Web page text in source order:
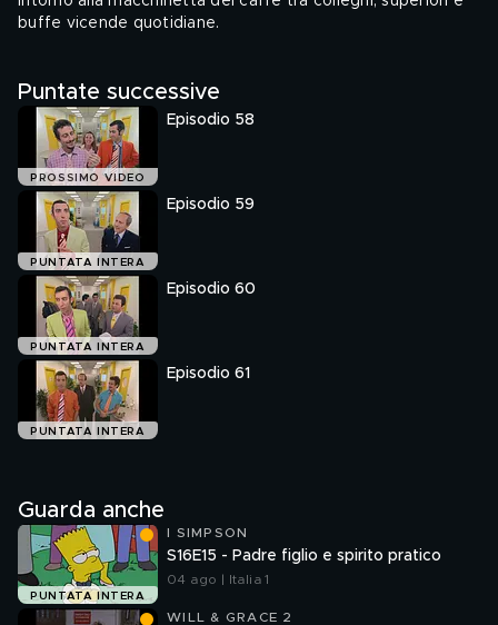
buffe vicende quotidiane.
Puntate successive
PROSSIMO VIDEO
Episodio 58
PUNTATA INTERA
Episodio 59
PUNTATA INTERA
Episodio 60
PUNTATA INTERA
Episodio 61
Guarda anche
PUNTATA INTERA
I SIMPSON
S16E15 - Padre figlio e spirito pratico
04 ago | Italia 1
WILL & GRACE 2